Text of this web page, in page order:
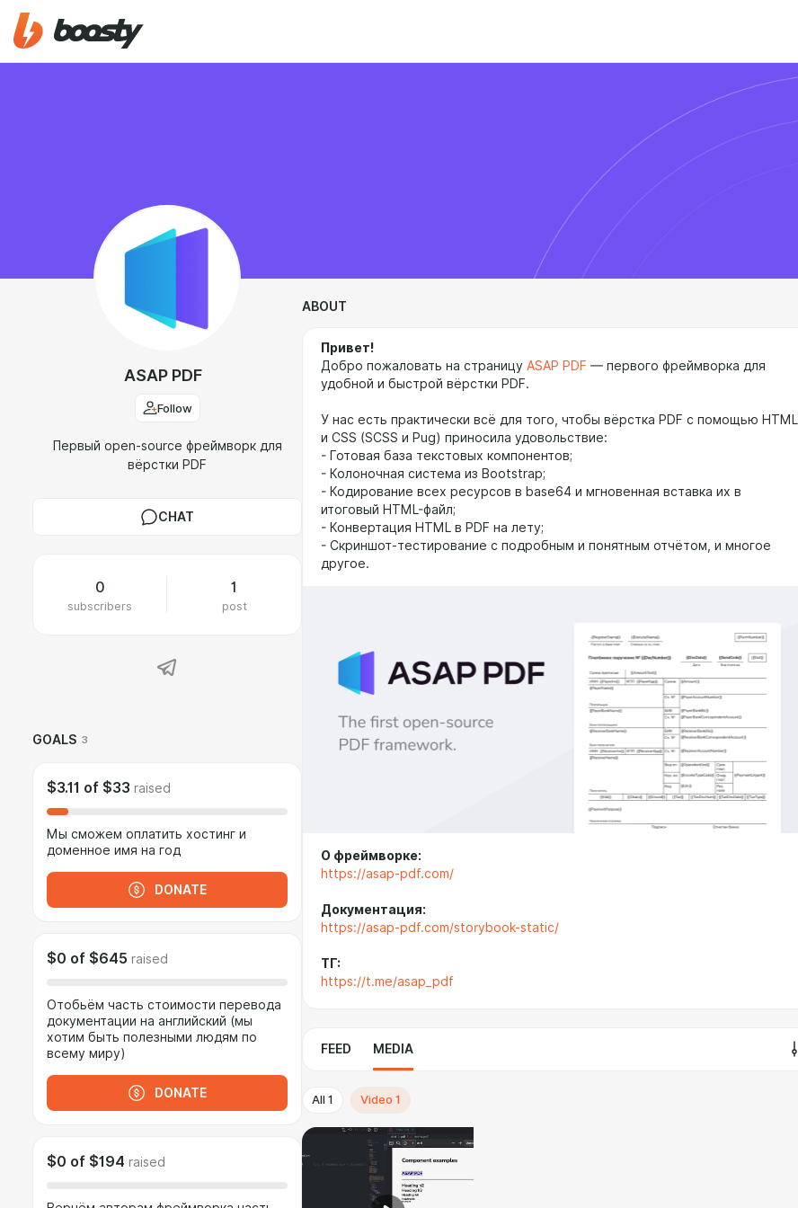
ASAP PDF
Follow
Первый open-source фреймворк для
вёрстки PDF
CHAT
0
subscribers
1
post
GOALS 3
$3.11 of $33 raised
Мы сможем оплатить хостинг и
доменное имя на год
DONATE
$0 of $645 raised
Отобьём часть стоимости перевода
документации на английский (мы
хотим быть полезными людям по
всему миру)
DONATE
$0 of $194 raised
ABOUT
Привет!
Добро пожаловать на страницу ASAP PDF — первого фреймворка для
удобной и быстрой вёрстки PDF.
У нас есть практически всё для того, чтобы вёрстка PDF с помощью HTML
и CSS (SCSS и Pug) приносила удовольствие:
- Готовая база текстовых компонентов;
- Колоночная система из Bootstrap;
- Кодирование всех ресурсов в base64 и мгновенная вставка их в
итоговый HTML-файл;
- Конвертация HTML в PDF на лету;
- Скриншот-тестирование с подробным и понятным отчётом, и многое
другое.
О фреймворке:
https://asap-pdf.com/
Документация:
https://asap-pdf.com/storybook-static/
ТГ:
https://t.me/asap_pdf
FEED MEDIA
All1 Video 1